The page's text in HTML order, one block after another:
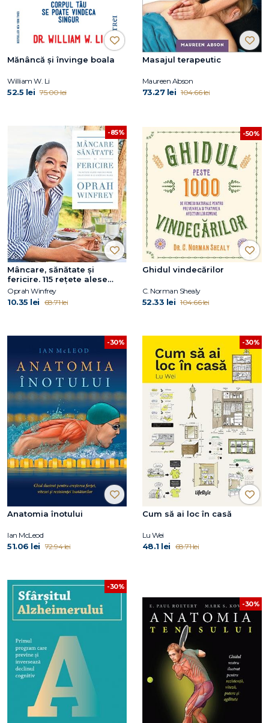
Mănâncă și învinge boala
William W. Li
52.5 lei 75.00 lei
Masajul terapeutic
Maureen Abson
73.27 lei 104.66 lei
-85%
Mâncare, sănătate și
fericire. 115 rețete alese
pentru mese delicioase și o
viață mai bună
Oprah Winfrey
10.35 lei 68.71 lei
-50%
Ghidul vindecărilor
C. Norman Shealy
52.33 lei 104.66 lei
-30%
Anatomia înotului
Ian McLeod
51.06 lei 72.94 lei
-30%
Cum să ai loc în casă
Lu Wei
48.1 lei 68.71 lei
-30%
-30%